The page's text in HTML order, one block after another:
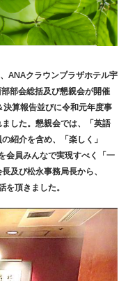
ANAクラウンプラザホテル宇
部会総括及び懇親会が開催
算報告並びに令和元年度事
した。懇親会では、「英語
紹介を含め、「楽しく」
会員みんなで実現すべく「一
及び松永事務局長から、
を頂きました。